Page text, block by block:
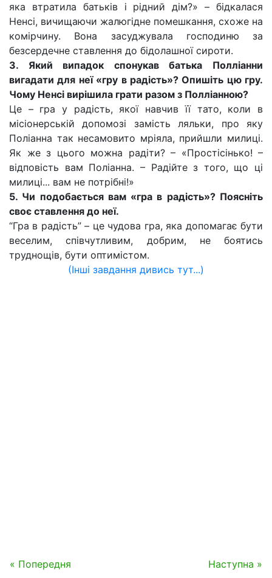
яка втратила батьків і рідний дім?» – бідкалася
Ненсі, вичищаючи жалюгідне помешкання, схоже на
комірчину. Вона засуджувала господиню за
безсердечне ставлення до бідолашної сироти.
3. Який випадок спонукав батька Полліанни
вигадати для неї «гру в радість»? Опишіть цю гру.
Чому Ненсі вирішила грати разом з Полліанною?
Це – гра у радість, якої навчив її тато, коли в
місіонерській допомозі замість ляльки, про яку
Поліанна так несамовито мріяла, прийшли милиці.
Як же з цього можна радіти? – «Простісінько! –
відповість вам Поліанна. – Радійте з того, що ці
милиці... вам не потрібні!»
5. Чи подобається вам «гра в радість»? Поясніть
своє ставлення до неї.
“Гра в радість” – це чудова гра, яка допомагає бути
веселим, співчутливим, добрим, не боятись
труднощів, бути оптимістом.
(Інші завдання дивись тут...)
« Попередня Наступна »